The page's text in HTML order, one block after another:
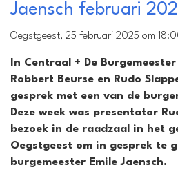
Jaensch februari
Oegstgeest, 25 februari 2025 om
In Centraal + De
Robbert Beurse en Rudo
gesprek met een van de
Deze week was presentator
bezoek in de raadzaal in het
Oegstgeest om in gesprek te
burgemeester Emile Jaensch.